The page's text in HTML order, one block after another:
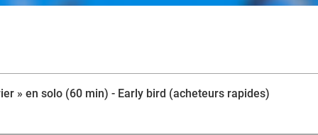
Installez-vous dans un cadre cosy où passion et
véritablement sur mesure. Profitez d’un véritable
paix, et retrouvez équilibre, sérénité et harmonie entre
» en solo (60 min) - Early bird (acheteurs rapides)